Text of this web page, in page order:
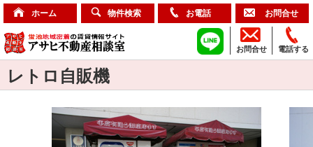
ホーム 物件検索 お電話 お問合せ
電話する
お問合せ
レトロ自販機